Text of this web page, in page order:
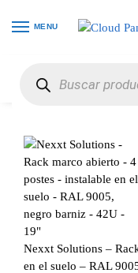
MENU
Nexxt Solutions –
en el suelo – RAL